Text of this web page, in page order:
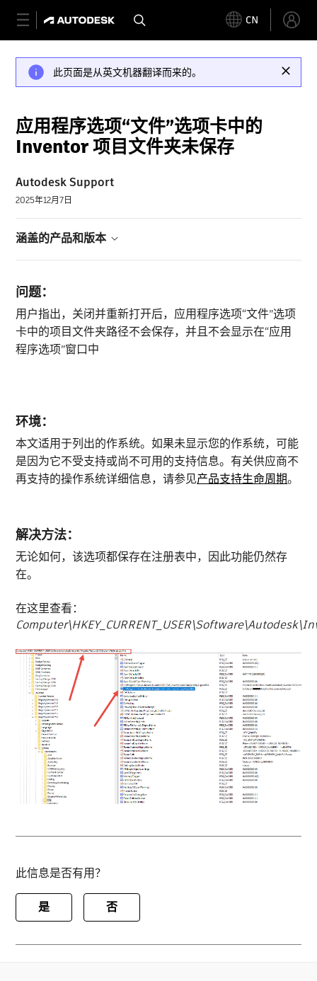
CN
此页面是从英文机器翻译而来的。
应用程序选项“文件”选项卡中的
Inventor 项目文件夹未保存
Autodesk Support
2025年12月7日
涵盖的产品和版本
问题：
用户指出，关闭并重新打开后，应用程序选项“文件”选项
卡中的项目文件夹路径不会保存，并且不会显示在“应用
程序选项”窗口中
环境：
本文适用于列出的作系统。如果未显示您的作系统，可能
是因为它不受支持或尚不可用的支持信息。有关供应商不
再支持的操作系统详细信息，请参见产品支持生命周期。
解决方法：
无论如何，该选项都保存在注册表中，因此功能仍然存
在。
在这里查看：
此信息是否有用？
是 否